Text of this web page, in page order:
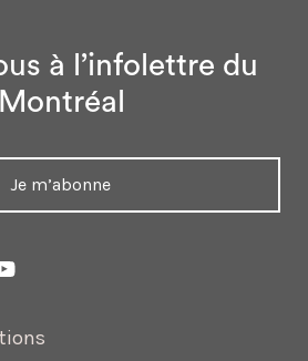
à l’infolettre du
Je m’abonne